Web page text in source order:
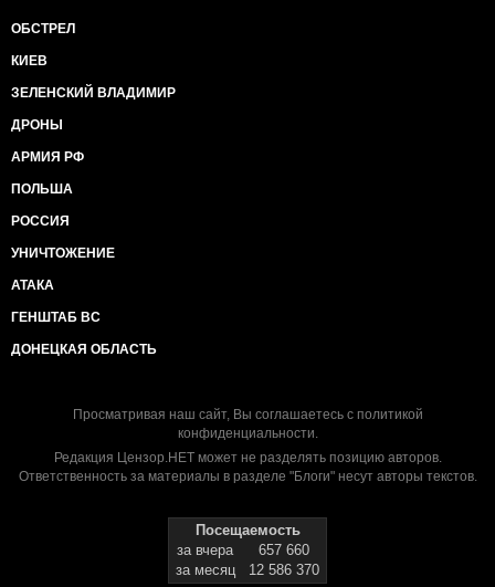
ОБСТРЕЛ
КИЕВ
ЗЕЛЕНСКИЙ ВЛАДИМИР
ДРОНЫ
АРМИЯ РФ
ПОЛЬША
РОССИЯ
УНИЧТОЖЕНИЕ
АТАКА
ГЕНШТАБ ВС
ДОНЕЦКАЯ ОБЛАСТЬ
Просматривая наш сайт, Вы соглашаетесь с политикой
конфиденциальности.
Редакция Цензор.НЕТ может не разделять позицию авторов.
Ответственность за материалы в разделе "Блоги" несут авторы текстов.
Посещаемость
за вчера
657 660
за месяц
12 586 370